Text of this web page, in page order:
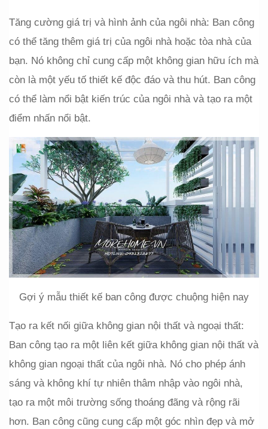
Tăng cường giá trị và hình ảnh của ngôi nhà: Ban công
có thể tăng thêm giá trị của ngôi nhà hoặc tòa nhà của
bạn. Nó không chỉ cung cấp một không gian hữu ích mà
còn là một yếu tố thiết kế độc đáo và thu hút. Ban công
có thể làm nổi bật kiến trúc của ngôi nhà và tạo ra một
điểm nhấn nổi bật.
Gợi ý mẫu thiết kế ban công được chuộng hiện nay
Tạo ra kết nối giữa không gian nội thất và ngoại thất:
Ban công tạo ra một liên kết giữa không gian nội thất và
không gian ngoại thất của ngôi nhà. Nó cho phép ánh
sáng và không khí tự nhiên thâm nhập vào ngôi nhà,
tạo ra một môi trường sống thoáng đãng và rộng rãi
hơn. Ban công cũng cung cấp một góc nhìn đẹp và mở